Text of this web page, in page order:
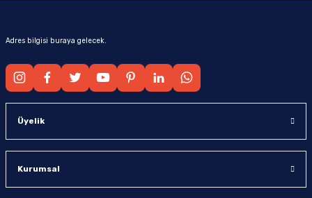
Adres bilgisi buraya gelecek.
Üyelik
Kurumsal